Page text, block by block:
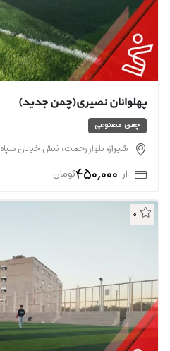
پهلوانان نصیری(چمن جدید)
چمن مصنوعی
شیراز، بلوار رحمت، نبش خیابان سپاه
از 450,000تومان
0